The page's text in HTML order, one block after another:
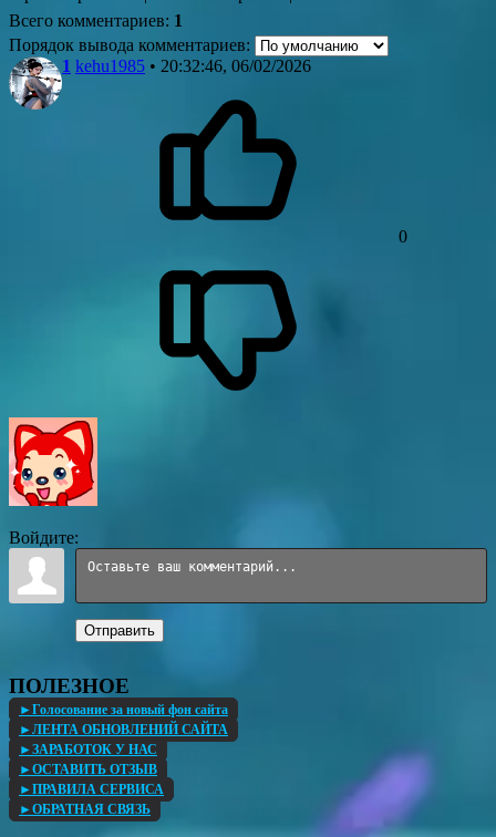
Всего комментариев: 1
Порядок вывода комментариев:
1 kehu1985 • 20:32:46, 06/02/2026
0
Войдите:
Отправить
ПОЛЕЗНОЕ
►Голосование за новый фон сайта
►ЛЕНТА ОБНОВЛЕНИЙ САЙТА
►ЗАРАБОТОК У НАС
►ОСТАВИТЬ ОТЗЫВ
►ПРАВИЛА СЕРВИСА
►ОБРАТНАЯ СВЯЗЬ